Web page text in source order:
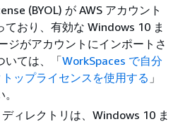
(BYOL) が AWS アカウント
ており、有効な Windows 10 ま
ジがアカウントにインポートさ
いては、「WorkSpaces で自分
ップライセンスを使用する 」
ィレクトリは、Windows 10 ま